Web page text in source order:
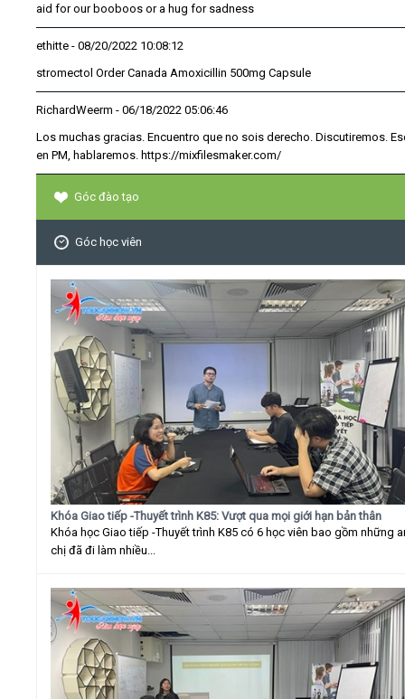
aid for our booboos or a hug for sadness
ethitte - 08/20/2022 10:08:12
stromectol Order Canada Amoxicillin 500mg Capsule
RichardWeerm - 06/18/2022 05:06:46
Los muchas gracias. Encuentro que no sois derecho. Discutiremos.
en PM, hablaremos. https://mixfilesmaker.com/
Góc đào tạo
Góc học viên
Khóa Giao tiếp -Thuyết trình K85: Vượt qua mọi giới hạn bản thân
Khóa học Giao tiếp -Thuyết trình K85 có 6 học viên bao gồm những
chị đã đi làm nhiều...